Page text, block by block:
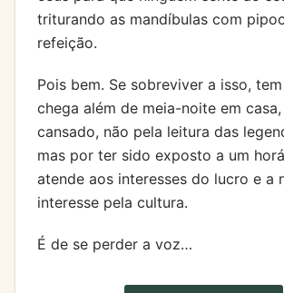
triturando as mandíbulas com
refeição.
Pois bem. Se sobreviver a isso,
chega além de meia-noite em
cansado, não pela leitura das
mas por ter sido exposto a um
atende aos interesses do lucro e a
interesse pela cultura.
É de se perder a voz…